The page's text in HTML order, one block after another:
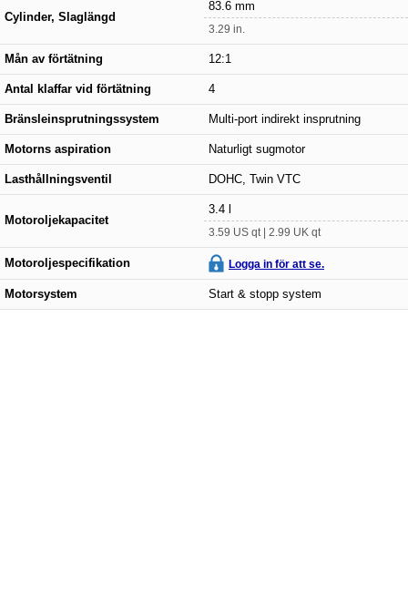
Cylinder, Slaglängd
83.6 mm
3.29 in.
Mån av förtätning 12:1
Antal klaffar vid förtätning 4
Bränsleinsprutningssystem Multi-port indirekt insprutning
Motorns aspiration Naturligt sugmotor
Lasthållningsventil DOHC, Twin VTC
Motoroljekapacitet
3.4 l
3.59 US qt | 2.99 UK qt
Motoroljespecifikation Logga in för att se.
Motorsystem Start & stopp system